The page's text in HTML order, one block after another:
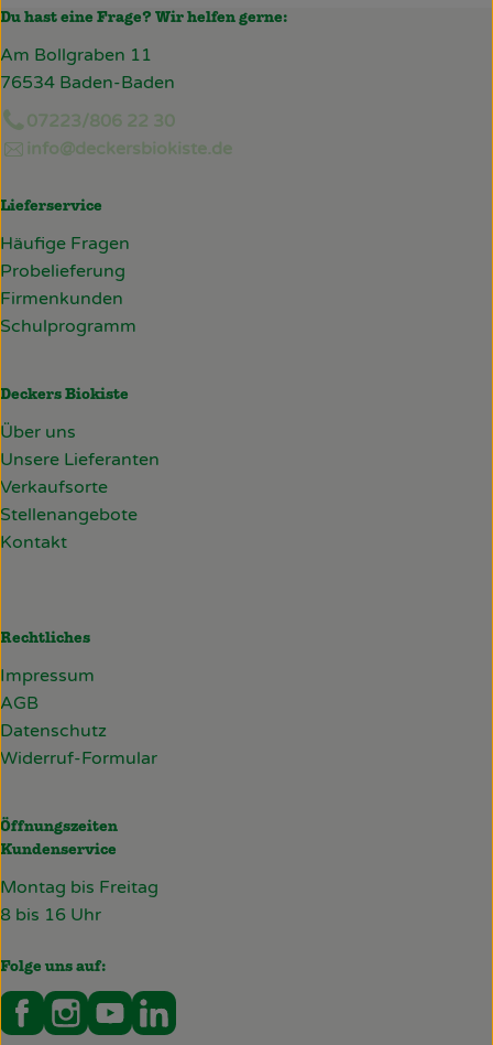
Du hast eine Frage? Wir helfen gerne:
Am Bollgraben 11
76534 Baden-Baden
07223/806 22 30
info@deckersbiokiste.de
Lieferservice
Häufige Fragen
Probelieferung
Firmenkunden
Schulprogramm
Deckers Biokiste
Über uns
Unsere Lieferanten
Verkaufsorte
Stellenangebote
Kontakt
Rechtliches
Impressum
AGB
Datenschutz
Widerruf-Formular
Öffnungszeiten
Kundenservice
Montag bis Freitag
8 bis 16 Uhr
Folge uns auf:
Externer Link zu https://www.facebook.com/
Externer Link zu https://www.instagram.com/
Externer Link zu https://
Externer Link zu https://